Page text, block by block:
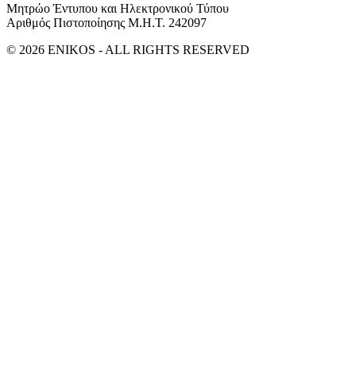
Μητρώο Έντυπου και Ηλεκτρονικού Τύπου
Αριθμός Πιστοποίησης Μ.Η.Τ. 242097
© 2026 ENIKOS - ALL RIGHTS RESERVED